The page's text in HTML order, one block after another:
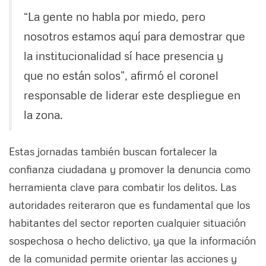
“La gente no habla por miedo, pero
nosotros estamos aquí para demostrar que
la institucionalidad sí hace presencia y
que no están solos”, afirmó el coronel
responsable de liderar este despliegue en
la zona.
Estas jornadas también buscan fortalecer la
confianza ciudadana y promover la denuncia como
herramienta clave para combatir los delitos. Las
autoridades reiteraron que es fundamental que los
habitantes del sector reporten cualquier situación
sospechosa o hecho delictivo, ya que la información
de la comunidad permite orientar las acciones y